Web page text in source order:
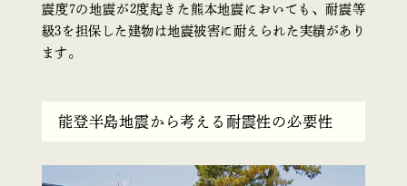
震度7の地震が2度起きた熊本地震においても、耐震等
級3を担保した建物は地震被害に耐えられた実績があり
ます。
能登半島地震から考える耐震性の必要性